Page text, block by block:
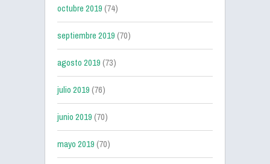
octubre 2019(74)
septiembre 2019(70)
agosto 2019(73)
julio 2019(76)
junio 2019(70)
mayo 2019(70)